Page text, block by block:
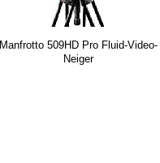
Manfrotto 509HD Pro Fluid-Video-
Neiger